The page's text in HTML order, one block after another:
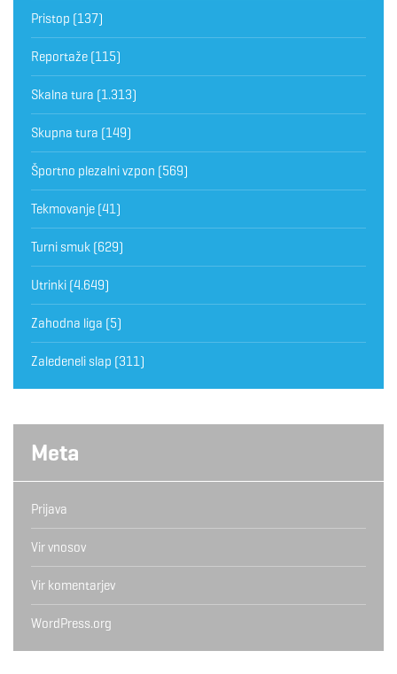
Pristop (137)
Reportaže (115)
Skalna tura (1.313)
Skupna tura (149)
Športno plezalni vzpon (569)
Tekmovanje (41)
Turni smuk (629)
Utrinki (4.649)
Zahodna liga (5)
Zaledeneli slap (311)
Meta
Prijava
Vir vnosov
Vir komentarjev
WordPress.org